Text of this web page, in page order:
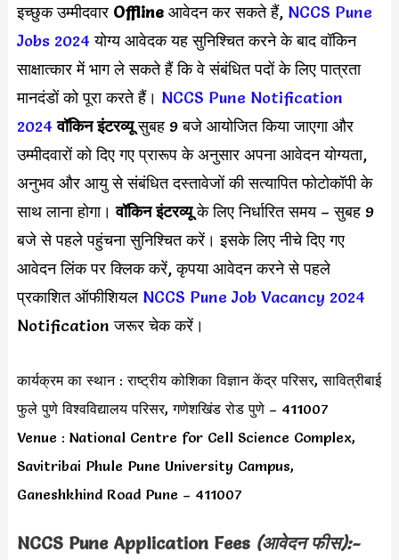
इच्छुक उम्मीदवार Offline आवेदन कर सकते हैं, NCCS Pune
Jobs 2024 योग्य आवेदक यह सुनिश्चित करने के बाद वॉकिन
साक्षात्कार में भाग ले सकते हैं कि वे संबंधित पदों के लिए पात्रता
मानदंडों को पूरा करते हैं। NCCS Pune Notification
2024 वॉकिन इंटरव्यूसुबह 9 बजे आयोजित किया जाएगा और
उम्मीदवारों को दिए गए प्रारूप के अनुसार अपना आवेदन योग्यता,
अनुभव और आयु से संबंधित दस्तावेजों की सत्यापित फोटोकॉपी के
साथ लाना होगा।वॉकिन इंटरव्यूके लिए निर्धारित समय – सुबह 9
बजे से पहले पहुंचना सुनिश्चित करें। इसके लिए नीचे दिए गए
आवेदन लिंक पर क्लिक करें, कृपया आवेदन करने से पहले
प्रकाशित ऑफीशियल NCCS Pune Job Vacancy 2024
Notification जरूर चेक करें।
कार्यक्रम का स्थान : राष्ट्रीय कोशिका विज्ञान केंद्र परिसर, सावित्रीबाई
फुले पुणे विश्वविद्यालय परिसर, गणेशखिंड रोड पुणे – 411007
Venue : National Centre for Cell Science Complex,
Savitribai Phule Pune University Campus,
Ganeshkhind Road Pune – 411007
NCCS Pune Application Fees (आवेदन फीस):-